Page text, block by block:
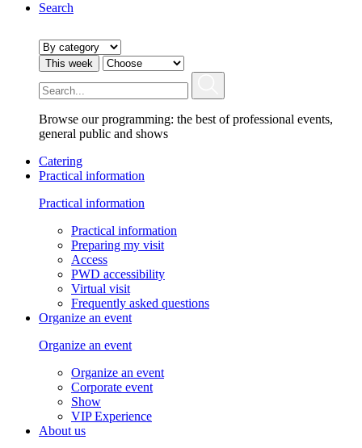
Search
This week
Browse our programming: the best of professional events,
general public and shows
Catering
Practical information
Practical information
Practical information
Preparing my visit
Access
PWD accessibility
Virtual visit
Frequently asked questions
Organize an event
Organize an event
Organize an event
Corporate event
Show
VIP Experience
About us